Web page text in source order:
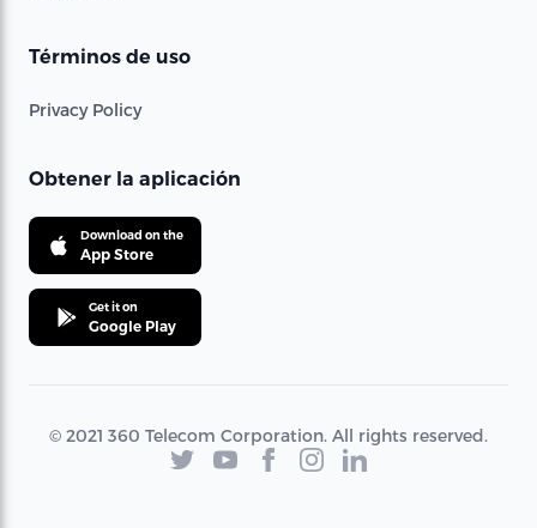
Términos de uso
Privacy Policy
Obtener la aplicación
Download on the
App Store
Get it on
Google Play
© 2021 360 Telecom Corporation. All rights reserved.